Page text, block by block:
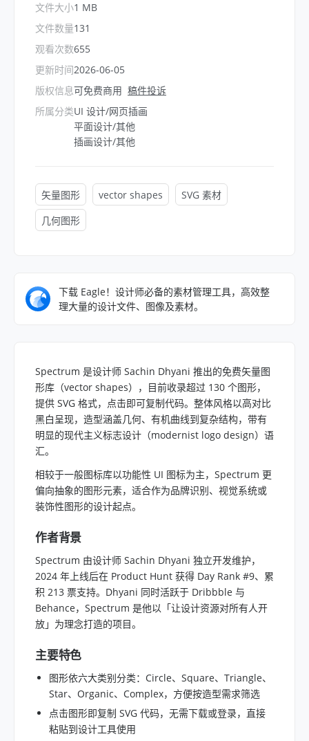
文件大小
文件数量
观看次数
更新时间
版权信息
所属分类
1 MB
131
655
2026-06-05
可免费商用 稿件投诉
UI 设计/网页插画
平面设计/其他
插画设计/其他
矢量图形 vector shapes
SVG 素材
几何图形
下载 Eagle！设计师必备的素材管理工具，高效整
理大量的设计文件、图像及素材。
Spectrum 是设计师 Sachin Dhyani 推出的免费矢量图
形库（vector shapes），目前收录超过 130 个图形，
提供 SVG 格式，点击即可复制代码。整体风格以高对比
黑白呈现，造型涵盖几何、有机曲线到复杂结构，带有
明显的现代主义标志设计（modernist logo design）语
汇。
相较于一般图标库以功能性 UI 图标为主，Spectrum 更
偏向抽象的图形元素，适合作为品牌识别、视觉系统或
装饰性图形的设计起点。
作者背景
Spectrum 由设计师 Sachin Dhyani 独立开发维护，
2024 年上线后在 Product Hunt 获得 Day Rank #9、累
积 213 票支持。Dhyani 同时活跃于 Dribbble 与
Behance，Spectrum 是他以「让设计资源对所有人开
放」为理念打造的项目。
主要特色
图形依六大类别分类：Circle、Square、Triangle、
Star、Organic、Complex，方便按造型需求筛选
点击图形即复制 SVG 代码，无需下载或登录，直接
粘贴到设计工具使用